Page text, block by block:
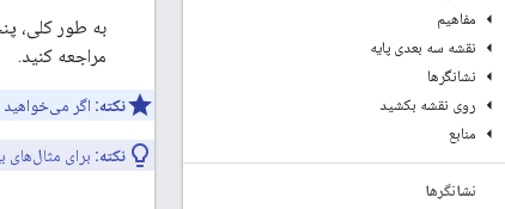
مفاهیم
نقشه سه بعدی پایه
نشانگرها
روی نقشه بکشید
منابع
نشانگرها
به طور کلی،
مراجعه کنید.
نکته: اگر می‌خواهید
نکته: برای مثال‌های